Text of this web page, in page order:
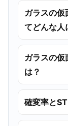
ガラスの
てどんな人
ガラスの
は？
確変率と